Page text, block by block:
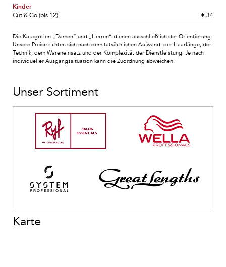
Kinder
Cut & Go (bis 12) € 34
Die Kategorien „Damen“ und „Herren“ dienen ausschließlich der Orientierung.
Unsere Preise richten sich nach dem tatsächlichen Aufwand, der Haarlänge, der
Technik, dem Wareneinsatz und der Komplexität der Dienstleistung. Je nach
individueller Ausgangssituation kann die Zuordnung abweichen.
Unser Sortiment
Karte